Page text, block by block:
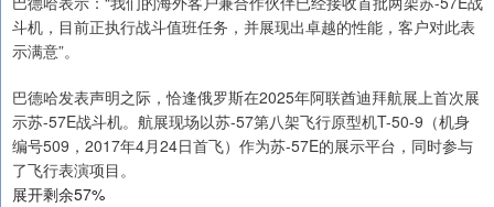
斗机，目前正执行战斗值班任务，并展现出卓越的性能，客户对此表
示满意”。
巴德哈发表声明之际，恰逢俄罗斯在2025年阿联酋迪拜航展上首次展
示苏-57E战斗机。航展现场以苏-57第八架飞行原型机T-50-9（机身
编号509，2017年4月24日首飞）作为苏-57E的展示平台，同时参与
了飞行表演项目。
展开剩余57%